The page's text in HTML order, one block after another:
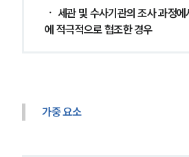
ㆍ 세관 및 수사기관의 조사 과정
에 적극적으로 협조한 경우
가중 요소